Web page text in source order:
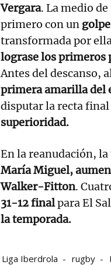
Vergara. La medio
primero con un
transformada por
lograse los primeros
Antes del descanso,
primera amarilla del
disputar la recta final
superioridad.
En la reanudación, la
María Miguel,
Walker-Fitton.
31-12 finalpara El
la temporada.
Liga Iberdrola rugby